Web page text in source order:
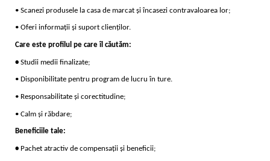
• Scanezi produsele la casa de marcat și încasezi contravaloarea lor;
• Oferi informații și suport clienților.
Care este profilul pe care îl căutăm:
• Studii medii finalizate;
• Disponibilitate pentru program de lucru în ture.
• Responsabilitate și corectitudine;
• Calm și răbdare;
Beneficiile tale:
• Pachet atractiv de compensații și beneficii;